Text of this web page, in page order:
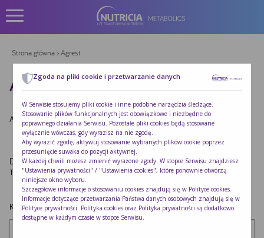
Strona główna> Agrest
AGREST
Autor:Redakcja Nutricia|Opublikowano:2022-10-24
Dodaj komentarz
Twój adres e-mail nie zostanie opublikowany.Wymagane pola są oznaczone
Komentarz*
Zgoda na pliki cookie i przetwarzanie danych
W Serwisie stosujemy pliki cookie i inne podobne narzędzia śledzące.
Stosowanie plików funkcjonalnych jest obowiązkowe i niezbędne do
poprawnego działania Serwisu. Pozostałe pliki cookies będą stosowane
wyłącznie wówczas, gdy wyrazisz na nie zgodę.
Aby wyrazić zgodę, aktywuj stosowanie wybranych plików cookie poprzez
przesunięcie suwaka do pozycji aktywnej.
W każdej chwili możesz zmienić wyrażone zgody. W stopce Serwisu znajdziesz
"Ustawienia prywatności" / "Ustawienia cookies", które ponownie otworzą
niniejsze okno wyboru.
Szczegółowe informacje o stosowaniu cookies znajdują się w Polityce cookies
Informacje dotyczące przetwarzania Państwa danych osobowych znajdują się w
Polityce prywatności . Polityka cookies oraz Polityka prywatności są dodatkowo
dostępne w każdym czasie w stopce Serwisu.